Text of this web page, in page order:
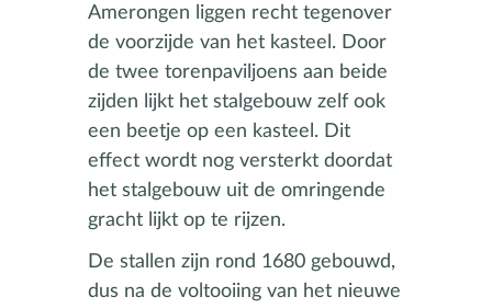
Amerongen liggen recht tegenover
de voorzijde van het kasteel. Door
de twee torenpaviljoens aan beide
zijden lijkt het stalgebouw zelf ook
een beetje op een kasteel. Dit
effect wordt nog versterkt doordat
het stalgebouw uit de omringende
gracht lijkt op te rijzen.
De stallen zijn rond 1680 gebouwd,
dus na de voltooiing van het nieuwe